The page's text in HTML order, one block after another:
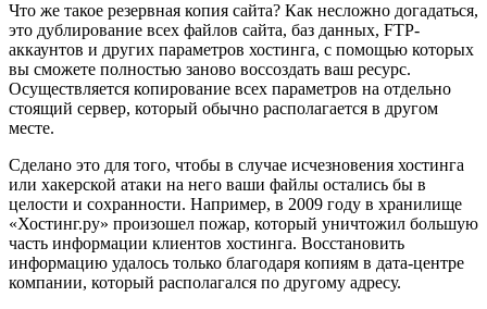
Что же такое резервная копия сайта? Как несложно догадаться,
это дублирование всех файлов сайта, баз данных, FTP-
аккаунтов и других параметров хостинга, с помощью которых
вы сможете полностью заново воссоздать ваш ресурс.
Осуществляется копирование всех параметров на отдельно
стоящий сервер, который обычно располагается в другом
месте.
Сделано это для того, чтобы в случае исчезновения хостинга
или хакерской атаки на него ваши файлы остались бы в
целости и сохранности. Например, в 2009 году в хранилище
«Хостинг.ру» произошел пожар, который уничтожил большую
часть информации клиентов хостинга. Восстановить
информацию удалось только благодаря копиям в дата-центре
компании, который располагался по другому адресу.